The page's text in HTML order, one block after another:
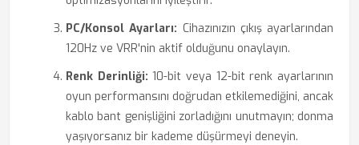
PC/Konsol Ayarları: Cihazınızın çıkış ayarlarından
120Hz ve VRR'nin aktif olduğunu onaylayın.
Renk Derinliği: 10-bit veya 12-bit renk ayarlarının
oyun performansını doğrudan etkilemediğini, ancak
kablo bant genişliğini zorladığını unutmayın; donma
yaşıyorsanız bir kademe düşürmeyi deneyin.